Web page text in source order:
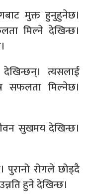
मुक्त हुनुहुनेछ।
मिल्ने देखिन्छ।
त्यसलाई
सफलता मिल्नेछ।
सुखमय देखिन्छ।
पुरानो रोगले छोड्दै
हुने देखिन्छ।